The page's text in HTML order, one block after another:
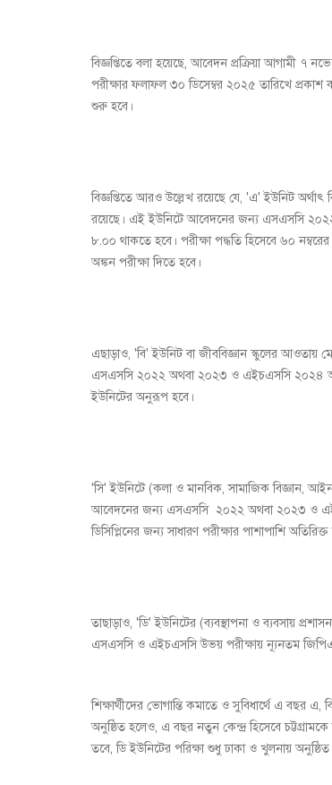
বিজ্ঞপ্তিতে বলা হয়েছে, আবেদন প্রক্রিয়া আগামী ৭
পরীক্ষার ফলাফল ৩০ ডিসেম্বর ২০২৫ তারিখে প্রকাশ
শুরু হবে।
বিজ্ঞপ্তিতে আরও উল্লেখ রয়েছে যে, 'এ' ইউনিট
রয়েছে। এই ইউনিটে আবেদনের জন্য এসএসসি
৮.০০ থাকতে হবে। পরীক্ষা পদ্ধতি হিসেবে ৬০
অঙ্কন পরীক্ষা দিতে হবে।
এছাড়াও, 'বি' ইউনিট বা জীববিজ্ঞান স্কুলের
এসএসসি ২০২২ অথবা ২০২৩ ও এইচএসসি ২০২৪
ইউনিটের অনুরূপ হবে।
'সি' ইউনিটে (কলা ও মানবিক, সামাজিক বিজ্ঞান,
আবেদনের জন্য এসএসসি ২০২২ অথবা ২০২৩ ও
ডিসিপ্লিনের জন্য সাধারণ পরীক্ষার পাশাপাশি
তাছাড়াও, 'ডি' ইউনিটের (ব্যবস্থাপনা ও ব্যবসায়
এসএসসি ও এইচএসসি উভয় পরীক্ষায় ন্যূনতম
শিক্ষার্থীদের ভোগান্তি কমাতে ও সুবিধার্থে এ বছর
অনুষ্ঠিত হলেও, এ বছর নতুন কেন্দ্র হিসেবে
তবে, ডি ইউনিটের পরিক্ষা শুধু ঢাকা ও খুলনায় অনুষ্ঠিত